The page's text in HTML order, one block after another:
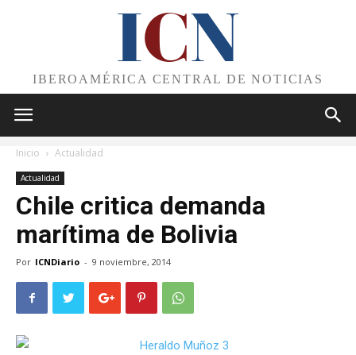
ICN
IBEROAMÉRICA CENTRAL DE NOTICIAS
Inicio Actualidad
Actualidad
Chile critica demanda
marítima de Bolivia
Por ICNDiario - 9 noviembre, 2014